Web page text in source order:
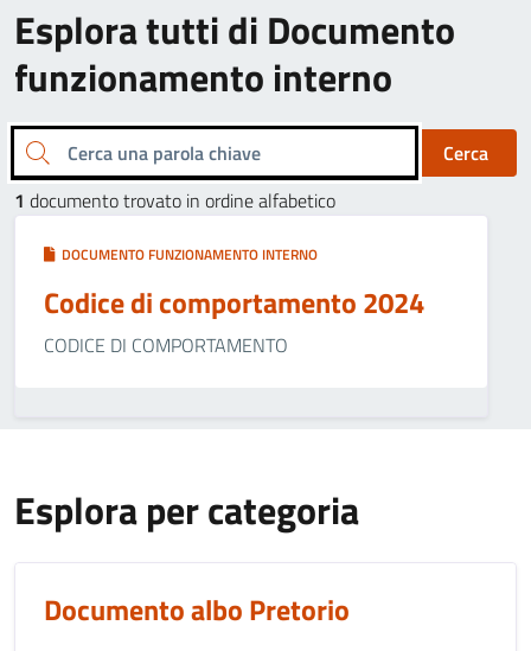
Esplora tutti di Documento
funzionamento interno
Cerca una parola chiave
Cerca
1 documento trovato in ordine alfabetico
DOCUMENTO FUNZIONAMENTO INTERNO
Codice di comportamento 2024
CODICE DI COMPORTAMENTO
Esplora per categoria
Documento albo Pretorio